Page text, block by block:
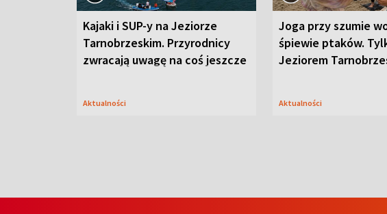
Kajaki i SUP-y na Jeziorze
Tarnobrzeskim. Przyrodnicy
zwracają uwagę na coś jeszcze
Aktualności
Joga przy szumie
śpiewie ptaków.
Jeziorem
Aktualności